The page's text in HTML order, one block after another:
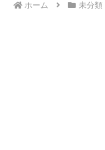
ホーム 未分類